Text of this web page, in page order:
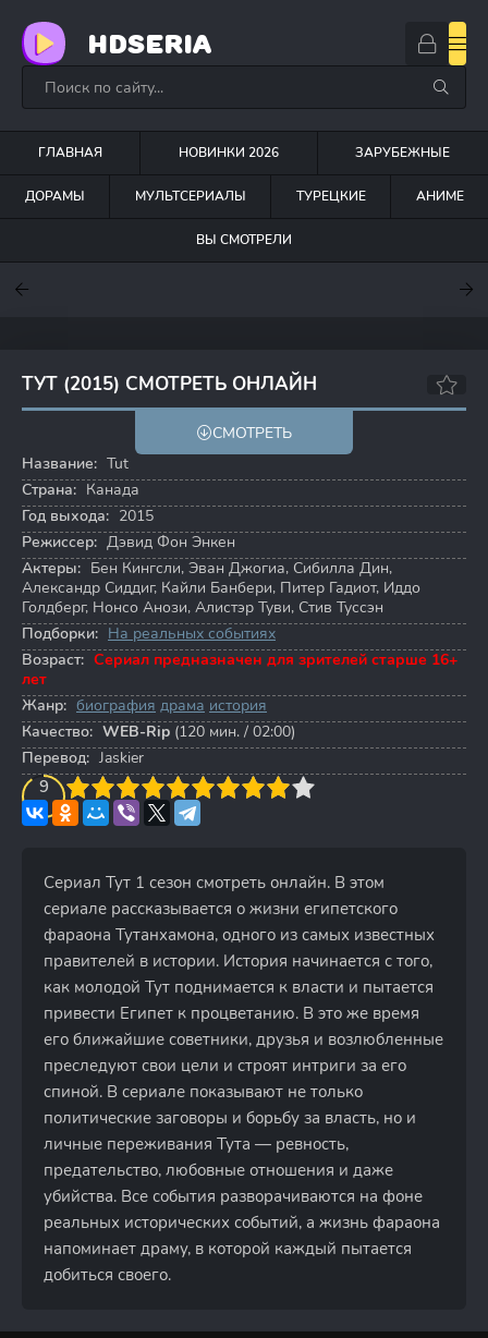
HDSERIA
ГЛАВНАЯ НОВИНКИ 2026 ЗАРУБЕЖНЫЕ
ДОРАМЫ МУЛЬТСЕРИАЛЫ ТУРЕЦКИЕ АНИМЕ
ВЫ СМОТРЕЛИ
ТУТ (2015) СМОТРЕТЬ ОНЛАЙН
6.9 7.0
СМОТРЕТЬ
Название: Tut
Страна: Канада
Год выхода: 2015
Режиссер: Дэвид Фон Энкен
Актеры: Бен Кингсли, Эван Джогиа, Сибилла Дин,
Александр Сиддиг, Кайли Банбери, Питер Гадиот, Иддо
Голдберг, Нонсо Анози, Алистэр Туви, Стив Туссэн
Подборки: На реальных событиях
Возраст: Сериал предназначен для зрителей старше 16+
лет
Жанр: биография драма история
Качество: WEB-Rip (120 мин. / 02:00)
Перевод: Jaskier
9
4 5 6 7 8 9 10
Сериал Тут 1 сезон смотреть онлайн. В этом
сериале рассказывается о жизни египетского
фараона Тутанхамона, одного из самых известных
правителей в истории. История начинается с того,
как молодой Тут поднимается к власти и пытается
привести Египет к процветанию. В это же время
его ближайшие советники, друзья и возлюбленные
преследуют свои цели и строят интриги за его
спиной. В сериале показывают не только
политические заговоры и борьбу за власть, но и
личные переживания Тута — ревность,
предательство, любовные отношения и даже
убийства. Все события разворачиваются на фоне
реальных исторических событий, а жизнь фараона
напоминает драму, в которой каждый пытается
добиться своего.